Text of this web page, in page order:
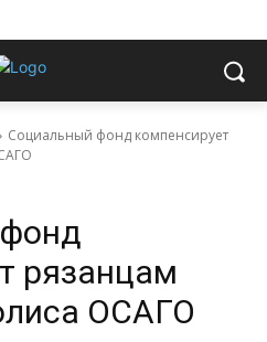
Социальный фонд компенсирует
рязанцам
ОСАГО